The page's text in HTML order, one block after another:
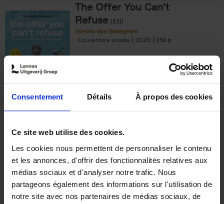
Consentement Détails À propos des cookies
Ce site web utilise des cookies.
Les cookies nous permettent de personnaliser le contenu
et les annonces, d'offrir des fonctionnalités relatives aux
médias sociaux et d'analyser notre trafic. Nous
partageons également des informations sur l'utilisation de
notre site avec nos partenaires de médias sociaux, de
The Offer You Can't
Refuse (EN)
Steven Van Belleghem
Couverture souple
2020 256
€37,50
Building Bonds = Building
Business
Jochen Roef Jozefien De Feyter
Carolien Boom
Couverture souple
2025 200